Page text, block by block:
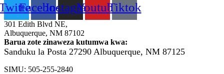
FacebookInstagramYoutubeTiktok
301 Edith Blvd NE,
Albuquerque, NM 87102
Barua zote zinaweza kutumwa kwa:
Sanduku la Posta 27290 Albuquerque, NM 87125
SIMU: 505-255-2840